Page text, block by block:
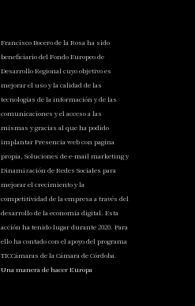
Francisco Bocero de la Rosa ha sido
beneficiario del Fondo Europeo de
Desarrollo Regional cuyo objetivo es
mejorar el uso y la calidad de las
tecnologías de la información y de las
comunicaciones y el acceso a las
mismas y gracias al que ha podido
implantar Presencia web con pagina
propia, Soluciones de e-mail marketing y
Dinamización de Redes Sociales para
mejorar el crecimiento y la
competitividad de la empresa a través del
desarrollo de la economía digital. Esta
acción ha tenido lugar durante 2020. Para
ello ha contado con el apoyo del programa
TICCámaras de la Cámara de Córdoba.
Una manera de hacer Europa